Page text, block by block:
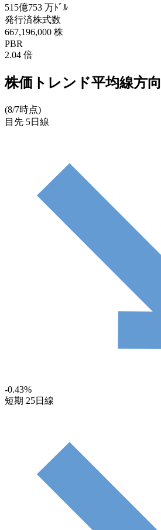
515億753 万ﾄﾞﾙ
発行済株式数
667,196,000 株
PBR
2.04 倍
株価トレンド平均線方向
(8/7時点)
目先 5日線
-0.43%
短期 25日線